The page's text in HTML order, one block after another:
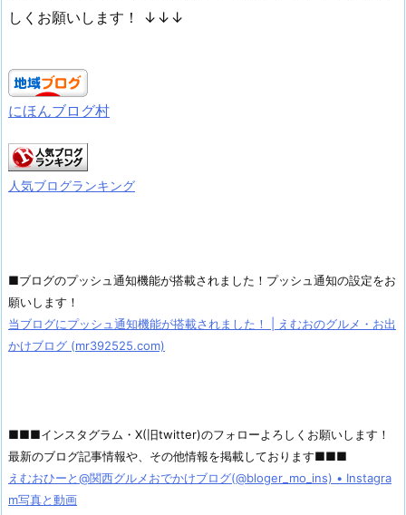
しくお願いします！ ↓↓↓
にほんブログ村
人気ブログランキング
■ブログのプッシュ通知機能が搭載されました！プッシュ通知の設定をお
願いします！
当ブログにプッシュ通知機能が搭載されました！ | えむおのグルメ・お出
かけブログ (mr392525.com)
■■■インスタグラム・X(旧twitter)のフォローよろしくお願いします！
最新のブログ記事情報や、その他情報を掲載しております■■■
えむおひーと@関西グルメおでかけブログ(@bloger_mo_ins) • Instagra
m写真と動画